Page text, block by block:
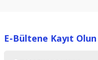
Ürün resmi kalitesiz,
E-Bültene Kayıt Olun